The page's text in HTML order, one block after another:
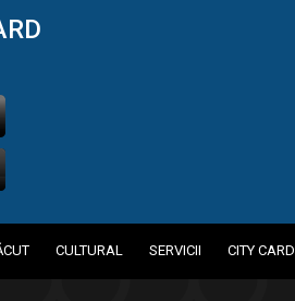
CULTURAL SERVICII CITY CARD